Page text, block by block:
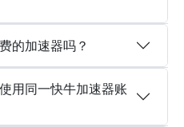
的加速器吗？
用同一快牛加速器账